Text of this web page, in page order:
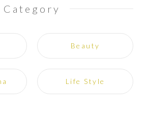
Category
Beauty
Life Style